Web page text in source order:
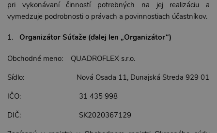
pri vykonávaní činností potrebných na jej realizáciu a
vymedzuje podrobnosti o právach a povinnostiach účastníkov.
Organizátor Súťaže (ďalej len „Organizátor“)
Obchodné meno: QUADROFLEX s.r.o.
Sídlo: Nová Osada 11, Dunajská Streda 929 01
IČO: 31 435 998
DIČ: SK2020367129